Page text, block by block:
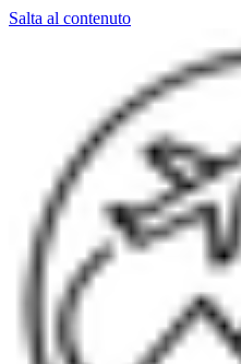
Salta al contenuto